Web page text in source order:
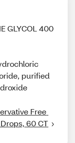
GLYCOL 400
purified
Free
60 CT